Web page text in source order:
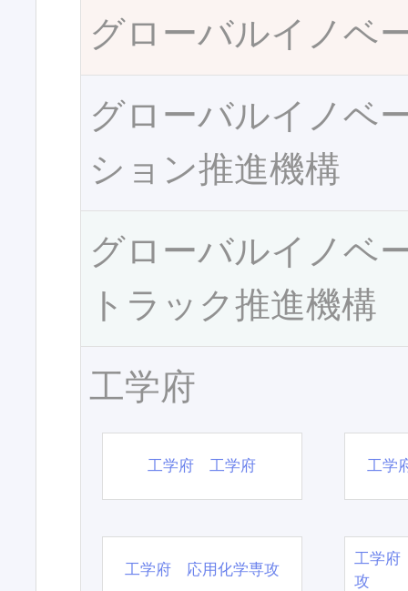
グローバルイノベ
グローバルイノベ
ション推進機構
グローバルイノベ
トラック推進機構
工学府
工学府 工学府 工学
工学府 応用化学専攻
工学府
攻